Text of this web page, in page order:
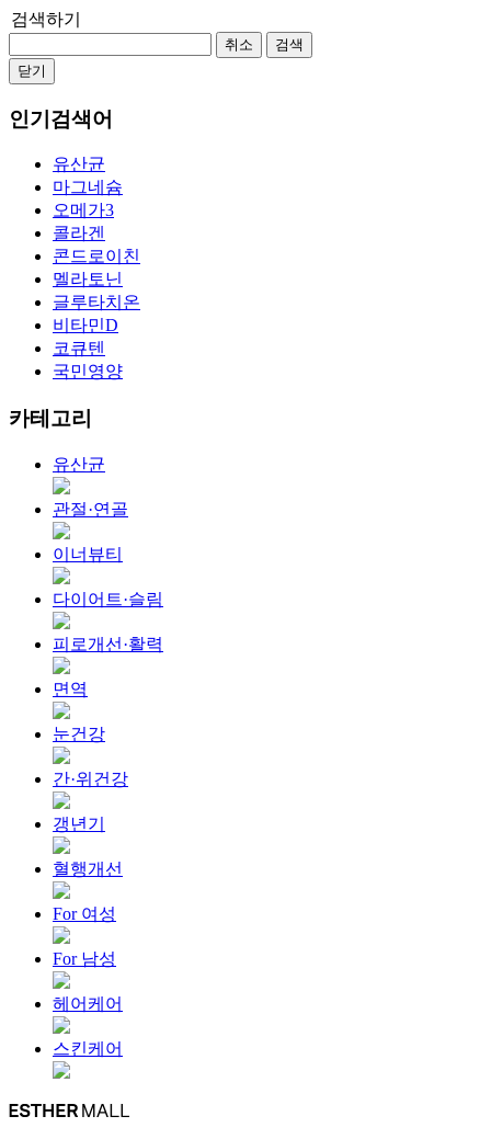
검색하기
취소
검색
닫기
인기검색어
유산균
마그네슘
오메가3
콜라겐
콘드로이친
멜라토닌
글루타치온
비타민D
코큐텐
국민영양
카테고리
유산균
관절·연골
이너뷰티
다이어트·슬림
피로개선·활력
면역
눈건강
간·위건강
갱년기
혈행개선
For 여성
For 남성
헤어케어
스킨케어